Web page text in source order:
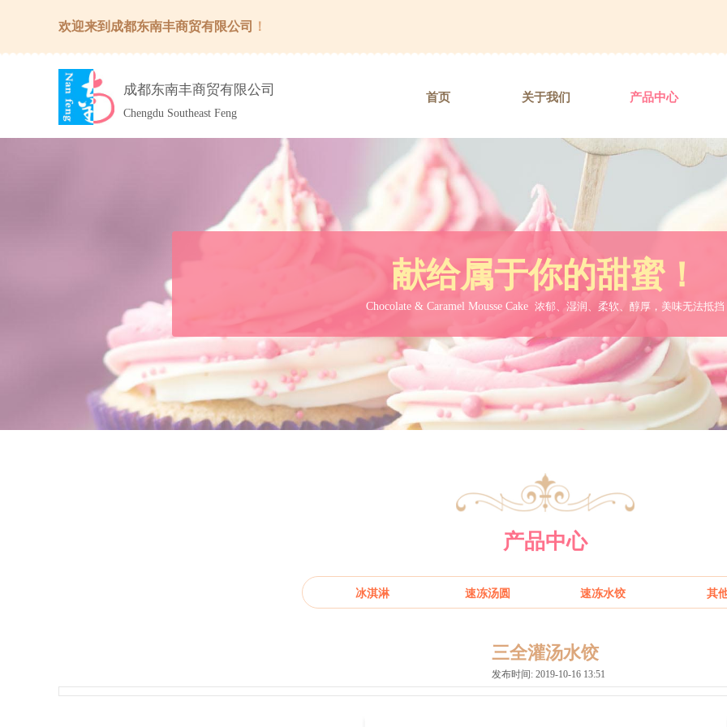
成都东南丰商贸有限公司
Chengdu Southeast Feng
首页 关于我们 产品中心
欢迎来到成都东南丰商贸有限公司 ！
献给属于你的甜蜜！
Chocolate & Caramel Mousse Cake 浓郁、湿润、柔软、醇厚，美味无法抵挡
产品中心
冰淇淋 速冻汤圆 速冻水饺 其
三全灌汤水饺
发布时间: 2019-10-16 13:51